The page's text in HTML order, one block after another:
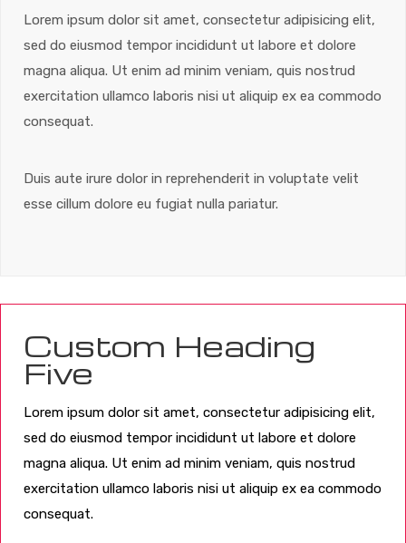
Lorem ipsum dolor sit amet, consectetur adipisicing elit,
sed do eiusmod tempor incididunt ut labore et dolore
magna aliqua. Ut enim ad minim veniam, quis nostrud
exercitation ullamco laboris nisi ut aliquip ex ea commodo
consequat.
Duis aute irure dolor in reprehenderit in voluptate velit
esse cillum dolore eu fugiat nulla pariatur.
Custom Heading
Five
Lorem ipsum dolor sit amet, consectetur adipisicing elit,
sed do eiusmod tempor incididunt ut labore et dolore
magna aliqua. Ut enim ad minim veniam, quis nostrud
exercitation ullamco laboris nisi ut aliquip ex ea commodo
consequat.